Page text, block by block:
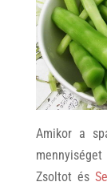
Amikor a
Zsoltot és